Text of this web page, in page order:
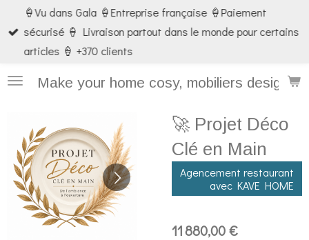
Passer
au
contenu
principal
Make your home cosy, mobiliers design
🍦Vu dans Gala 🍦Entreprise française 🍦Paiement
sécurisé 🍦 Livraison partout dans le monde pour certains
articles 🍦 +370 clients
🚀 Projet Déco
Clé en Main
Agencement restaurant
avec KAVE HOME
11 880,00 €